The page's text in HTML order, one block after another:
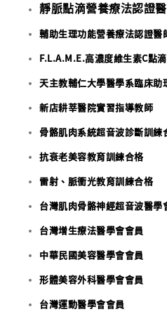
靜脈點滴營養療法認證
輔助生理功能營養療法認證醫
F.L.A.M.E.高濃度維生素C點
天主教輔仁大學醫學系臨床助
新店耕莘醫院實習指導教師
骨骼肌肉系統超音波診斷訓練
抗衰老美容教育訓練合格
雷射、脈衝光教育訓練合格
台灣肌肉骨骼神經超音波醫學
台灣增生療法醫學會會員
中華民國美容醫學會會員
形體美容外科醫學會會員
台灣運動醫學會會員